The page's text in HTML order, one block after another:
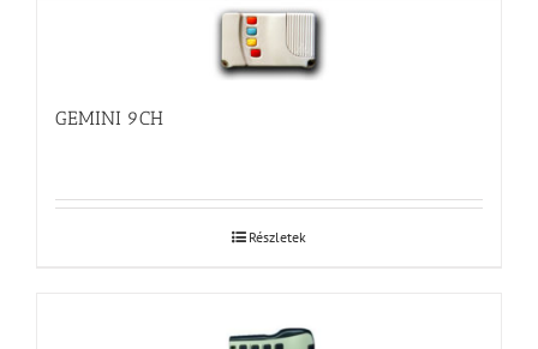
GEMINI 9CH
Részletek